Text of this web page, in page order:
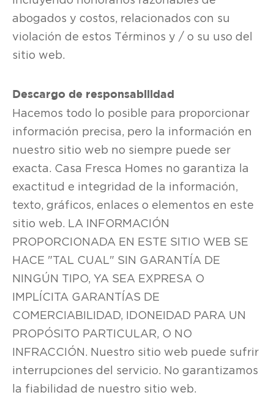
abogados y costos, relacionados con su
violación de estos Términos y / o su uso del
sitio web.
Descargo de responsabilidad
Hacemos todo lo posible para proporcionar
información precisa, pero la información en
nuestro sitio web no siempre puede ser
exacta. Casa Fresca Homes no garantiza la
exactitud e integridad de la información,
texto, gráficos, enlaces o elementos en este
sitio web. LA INFORMACIÓN
PROPORCIONADA EN ESTE SITIO WEB SE
HACE "TAL CUAL" SIN GARANTÍA DE
NINGÚN TIPO, YA SEA EXPRESA O
IMPLÍCITA GARANTÍAS DE
COMERCIABILIDAD, IDONEIDAD PARA UN
PROPÓSITO PARTICULAR, O NO
INFRACCIÓN. Nuestro sitio web puede sufrir
interrupciones del servicio. No garantizamos
la fiabilidad de nuestro sitio web.